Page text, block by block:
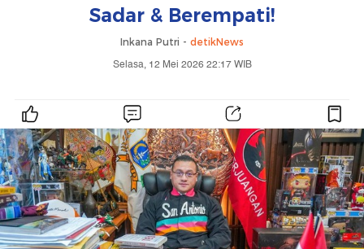
Sadar & Berempati!
Inkana Putri - detikNews
Selasa, 12 Mei 2026 22:17 WIB